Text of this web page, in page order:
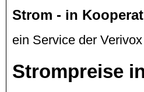
Strom - in
ein Service der
Strompreise